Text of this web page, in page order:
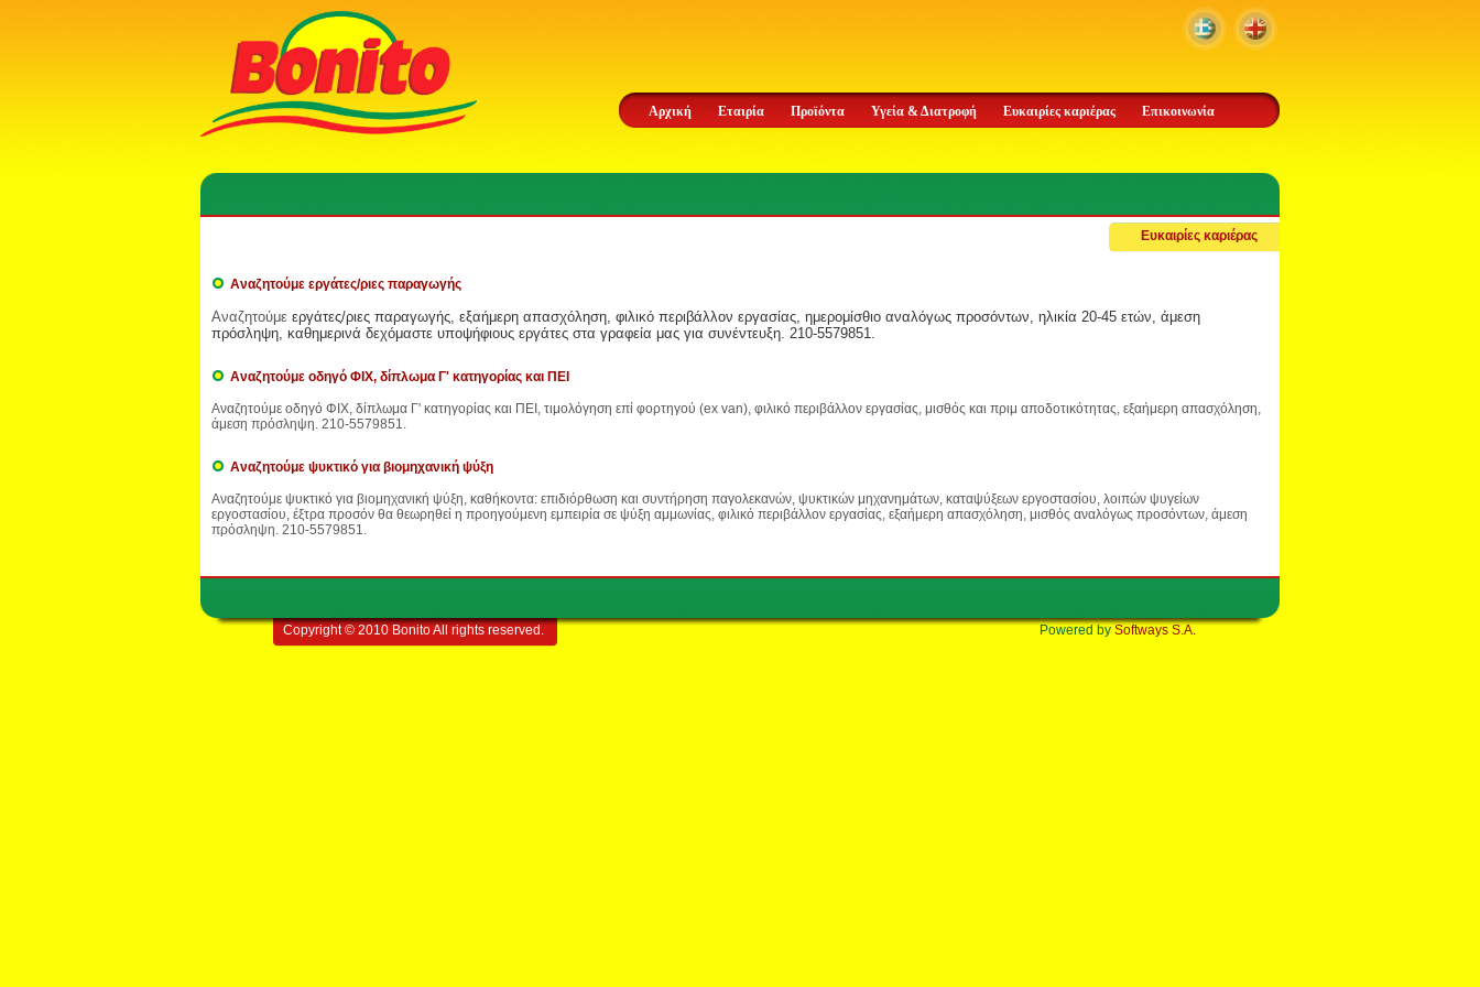
Αρχική Εταιρία Προϊόντα Υγεία & Διατροφή Ευκαιρίες καριέρας Επικοινωνία
Ευκαιρίες καριέρας
Αναζητούμε εργάτες/ριες παραγωγής
Αναζητούμε εργάτες/ριες παραγωγής, εξαήμερη απασχόληση, φιλικό περιβάλλον εργασίας, ημερομίσθιο αναλόγως προσόντων, ηλικία 20-45 ετών, άμεση
πρόσληψη, καθημερινά δεχόμαστε υποψήφιους εργάτες στα γραφεία μας για συνέντευξη. 210-5579851.
Αναζητούμε οδηγό ΦΙΧ, δίπλωμα Γ' κατηγορίας και ΠΕΙ
Αναζητούμε οδηγό ΦΙΧ, δίπλωμα Γ' κατηγορίας και ΠΕΙ, τιμολόγηση επί φορτηγού (ex van), φιλικό περιβάλλον εργασίας, μισθός και πριμ αποδοτικότητας, εξαήμερη απασχόληση,
άμεση πρόσληψη. 210-5579851.
Αναζητούμε ψυκτικό για βιομηχανική ψύξη
Αναζητούμε ψυκτικό για βιομηχανική ψύξη, καθήκοντα: επιδιόρθωση και συντήρηση παγολεκανών, ψυκτικών μηχανημάτων, καταψύξεων εργοστασίου, λοιπών ψυγείων
εργοστασίου, έξτρα προσόν θα θεωρηθεί η προηγούμενη εμπειρία σε ψύξη αμμωνίας, φιλικό περιβάλλον εργασίας, εξαήμερη απασχόληση, μισθός αναλόγως προσόντων, άμεση
πρόσληψη. 210-5579851.
Copyright © 2010 Bonito All rights reserved. Powered by Softways S.A.